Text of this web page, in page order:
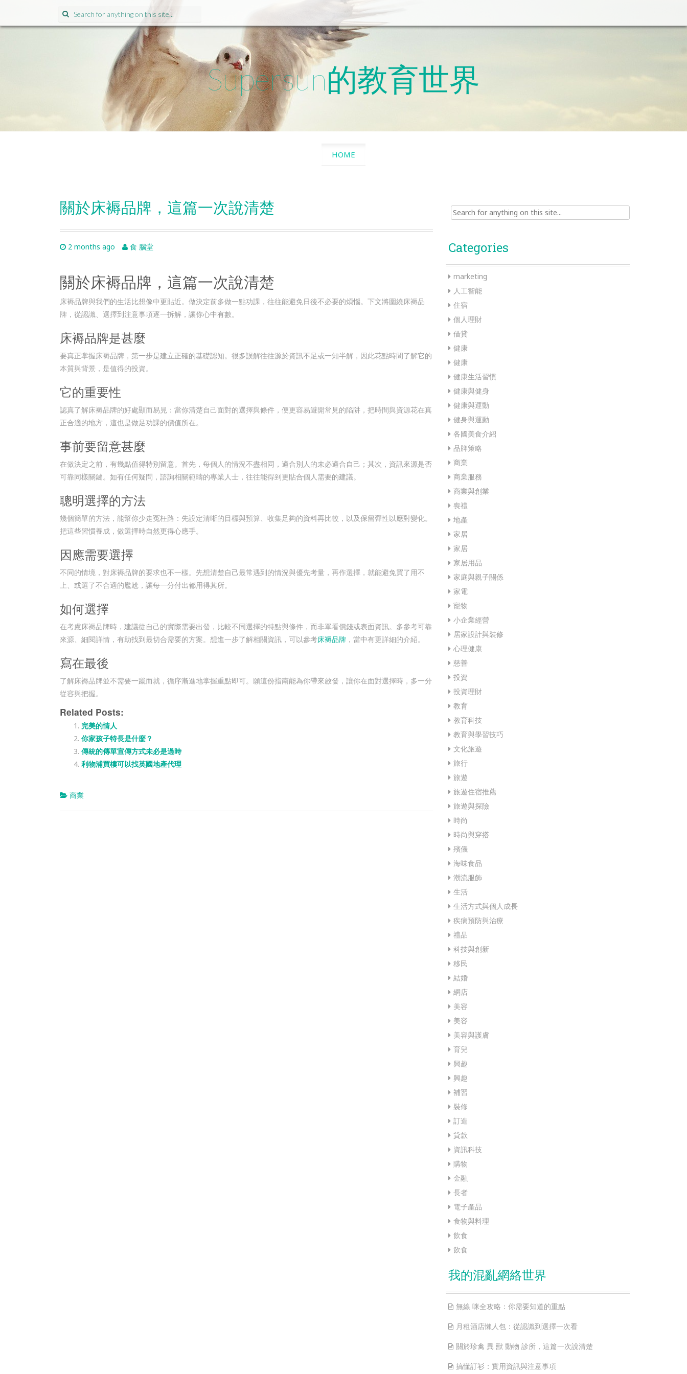
Search
for:
Supersun的教育世界
SKIP
HOME
關於床褥品牌，這篇一次說清楚
2 months ago 食 腦堂
關於床褥品牌，這篇一次說清楚
床褥品牌與我們的生活比想像中更貼近。做決定前多做一點功課，往往能避免日後不必要的煩惱。下文將圍繞床褥品
牌，從認識、選擇到注意事項逐一拆解，讓你心中有數。
床褥品牌是甚麼
要真正掌握床褥品牌，第一步是建立正確的基礎認知。很多誤解往往源於資訊不足或一知半解，因此花點時間了解它的
本質與背景，是值得的投資。
它的重要性
認真了解床褥品牌的好處顯而易見：當你清楚自己面對的選擇與條件，便更容易避開常見的陷阱，把時間與資源花在真
正合適的地方，這也是做足功課的價值所在。
事前要留意甚麼
在做決定之前，有幾點值得特別留意。首先，每個人的情況不盡相同，適合別人的未必適合自己；其次，資訊來源是否
可靠同樣關鍵。如有任何疑問，諮詢相關範疇的專業人士，往往能得到更貼合個人需要的建議。
聰明選擇的方法
幾個簡單的方法，能幫你少走冤枉路：先設定清晰的目標與預算、收集足夠的資料再比較，以及保留彈性以應對變化。
把這些習慣養成，做選擇時自然更得心應手。
因應需要選擇
不同的情境，對床褥品牌的要求也不一樣。先想清楚自己最常遇到的情況與優先考量，再作選擇，就能避免買了用不
上、或選了不合適的尷尬，讓每一分付出都用得其所。
如何選擇
在考慮床褥品牌時，建議從自己的實際需要出發，比較不同選擇的特點與條件，而非單看價錢或表面資訊。多參考可靠
來源、細閱詳情，有助找到最切合需要的方案。想進一步了解相關資訊，可以參考床褥品牌 ，當中有更詳細的介紹。
寫在最後
了解床褥品牌並不需要一蹴而就，循序漸進地掌握重點即可。願這份指南能為你帶來啟發，讓你在面對選擇時，多一分
從容與把握。
Related Posts:
完美的情人
你家孩子特長是什麼？
傳統的傳單宣傳方式未必是過時
利物浦買樓可以找英國地產代理
商業
Search
for:
Categories
marketing
人工智能
住宿
個人理財
借貸
健康
健康
健康生活習慣
健康與健身
健康與運動
健身與運動
各國美食介紹
品牌策略
商業
商業服務
商業與創業
喪禮
地產
家居
家居
家居用品
家庭與親子關係
家電
寵物
小企業經營
居家設計與裝修
心理健康
慈善
投資
投資理財
教育
教育科技
教育與學習技巧
文化旅遊
旅行
旅遊
旅遊住宿推薦
旅遊與探險
時尚
時尚與穿搭
殯儀
海味食品
潮流服飾
生活
生活方式與個人成長
疾病預防與治療
禮品
科技與創新
移民
結婚
網店
美容
美容
美容與護膚
育兒
興趣
興趣
補習
裝修
訂造
貸款
資訊科技
購物
金融
長者
電子產品
食物與料理
飲食
飲食
我的混亂網絡世界
無線 咪全攻略：你需要知道的重點
月租酒店懶人包：從認識到選擇一次看
關於珍禽 異 獸 動物 診所，這篇一次說清楚
搞懂訂衫：實用資訊與注意事項